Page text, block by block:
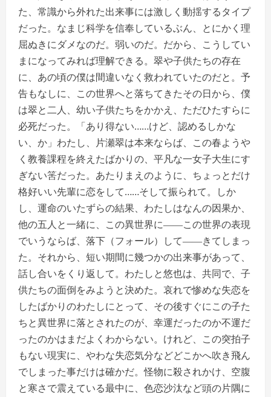
た、常識から外れた出来事には激しく動揺するタイプ
だった。なまじ科学を信奉しているぶん、とにかく理
屈ぬきにダメなのだ。弱いのだ。だから、こうしてい
まになってみれば理解できる。翠や子供たちの存在
に、あの頃の僕は間違いなく救われていたのだと。予
告もなしに、この世界へと落ちてきたその日から、僕
は翠と二人、幼い子供たちをかかえ、ただひたすらに
必死だった。「あり得ない……けど、認めるしかな
い、か」わたし、片瀬翠は本来ならば、この春ようや
く教養課程を終えたばかりの、平凡な一女子大生にす
ぎない筈だった。あたりまえのように、ちょっとだけ
格好いい先輩に恋をして……そして振られて。しか
し、運命のいたずらの結果、わたしはなんの因果か、
他の五人と一緒に、この異世界に――この世界の表現
でいうならば、落下（フォール）して――きてしまっ
た。それから、短い期間に幾つかの出来事があって、
話し合いをくり返して。わたしと悠也は、共同で、子
供たちの面倒をみようと決めた。哀れで惨めな失恋を
したばかりのわたしにとって、その後すぐにこの子た
ちと異世界に落とされたのが、幸運だったのか不運だ
ったのかはまだよくわからない。けれど、この突拍子
もない現実に、やわな失恋気分などどこかへ吹き飛ん
でしまった事だけは確かだ。怪物に殺されかけ、空腹
と寒さで震えている最中に、色恋沙汰など頭の片隅に